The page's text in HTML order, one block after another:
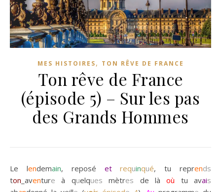
MES HISTOIRES, TON RÊVE DE FRANCE
Ton rêve de France
(épisode 5) – Sur les pas
des Grands Hommes
Le lendemain, reposé et requinqué, tu reprends
ton _aventure à quelques mètres de làoù tu avais